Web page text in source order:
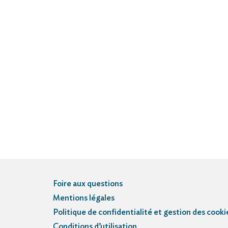
Foire aux questions
Mentions légales
Politique de confidentialité et gestion des